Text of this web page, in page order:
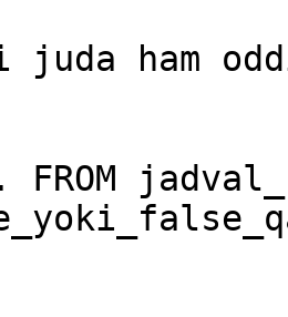
juda ham
FROM